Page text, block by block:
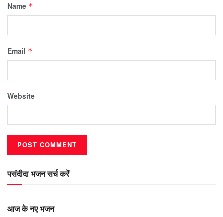
Name *
Email *
Website
पसंदीदा भजन सर्च करें
आज के नए भजन